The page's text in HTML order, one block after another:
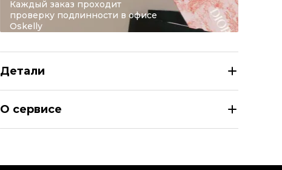
Каждый заказ проходит
проверку подлинности в офисе
Oskelly
Детали
О сервисе